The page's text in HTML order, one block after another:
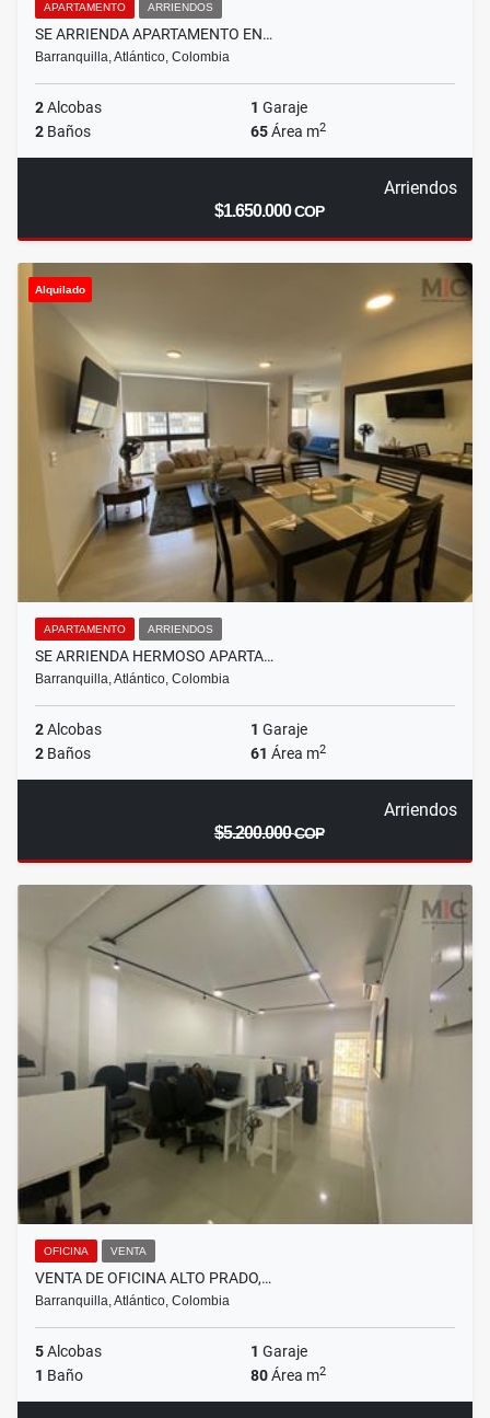
APARTAMENTO ARRIENDOS
SE ARRIENDA APARTAMENTO EN…
Barranquilla, Atlántico, Colombia
2Alcobas 1 Garaje
2 Baños 65Área m2
Arriendos
$1.650.000COP
Alquilado
APARTAMENTO ARRIENDOS
SE ARRIENDA HERMOSO APARTA…
Barranquilla, Atlántico, Colombia
2Alcobas 1 Garaje
2 Baños 61 Área m2
Arriendos
$5.200.000COP
OFICINA VENTA
VENTA DE OFICINA ALTO PRADO,…
Barranquilla, Atlántico, Colombia
5Alcobas 1 Garaje
1 Baño 80Área m2